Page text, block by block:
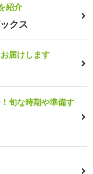
紹介
クス
届けします
旬な時期や準備す